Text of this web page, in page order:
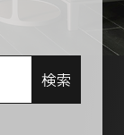
検索